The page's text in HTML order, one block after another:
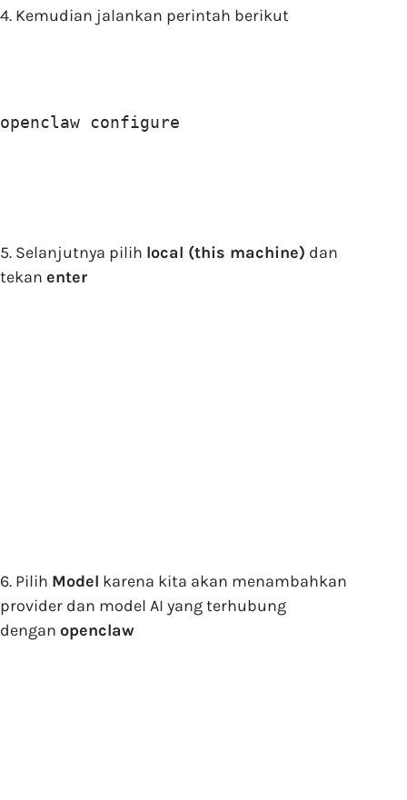
4. Kemudian jalankan perintah berikut
openclaw configure
5. Selanjutnya pilih local (this machine) dan
tekan enter
6. Pilih Model karena kita akan menambahkan
provider dan model AI yang terhubung
dengan openclaw